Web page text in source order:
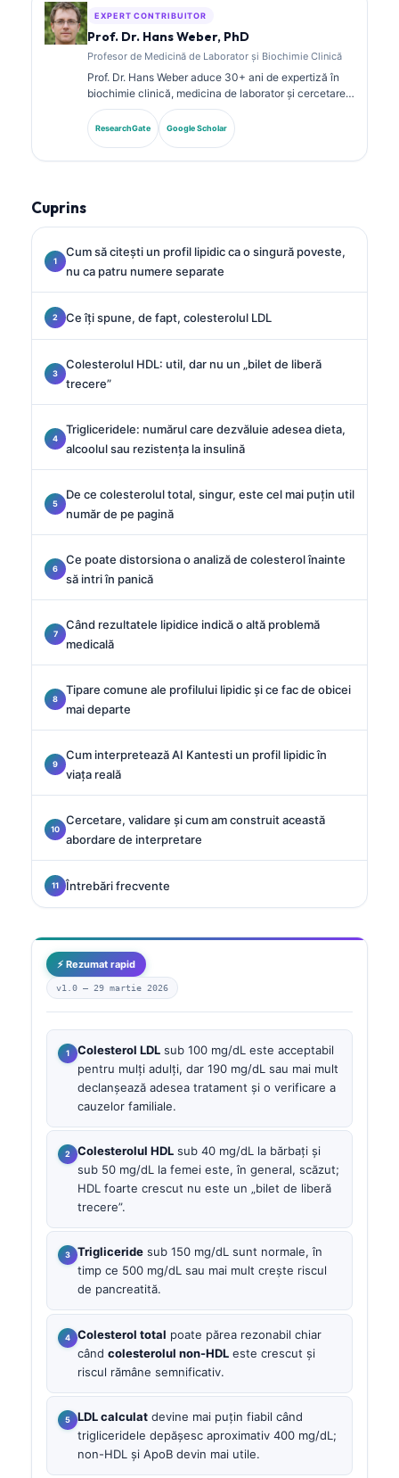
EXPERT CONTRIBUITOR
Prof. Dr. Hans Weber, PhD
Profesor de Medicină de Laborator și Biochimie Clinică
Prof. Dr. Hans Weber aduce 30+ ani de expertiză în
biochimie clinică, medicina de laborator și cercetarea
biomarkerilor. Fost președinte al Societății Germane
de Chimie Clinică, se specializează în analiza
panourilor de diagnostic, standardizarea biomarkerilor
ResearchGate Google Scholar
Cuprins
Cum să citești un profil lipidic ca o singură poveste,
nu ca patru numere separate
Ce îți spune, de fapt, colesterolul LDL
Colesterolul HDL: util, dar nu un „bilet de liberă
trecere”
Trigliceridele: numărul care dezvăluie adesea dieta,
alcoolul sau rezistența la insulină
De ce colesterolul total, singur, este cel mai puțin util
număr de pe pagină
Ce poate distorsiona o analiză de colesterol înainte
să intri în panică
Când rezultatele lipidice indică o altă problemă
medicală
Tipare comune ale profilului lipidic și ce fac de obicei
mai departe
Cum interpretează AI Kantesti un profil lipidic în
viața reală
Cercetare, validare și cum am construit această
abordare de interpretare
Întrebări frecvente
⚡ Rezumat rapid
v1.0 — 29 martie 2026
Colesterol LDL sub 100 mg/dL este acceptabil
pentru mulți adulți, dar 190 mg/dL sau mai mult
declanșează adesea tratament și o verificare a
cauzelor familiale.
Colesterolul HDL sub 40 mg/dL la bărbați și
sub 50 mg/dL la femei este, în general, scăzut;
HDL foarte crescut nu este un „bilet de liberă
trecere”.
Trigliceride sub 150 mg/dL sunt normale, în
timp ce 500 mg/dL sau mai mult crește riscul
de pancreatită.
Colesterol total poate părea rezonabil chiar
când colesterolul non-HDL este crescut și
riscul rămâne semnificativ.
LDL calculat devine mai puțin fiabil când
trigliceridele depășesc aproximativ 400 mg/dL;
non-HDL și ApoB devin mai utile.